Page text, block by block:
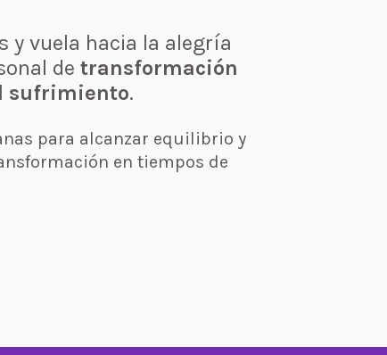
y vuela hacia la alegría
detransformación
sufrimiento.
para alcanzar equilibrio y
en tiempos de